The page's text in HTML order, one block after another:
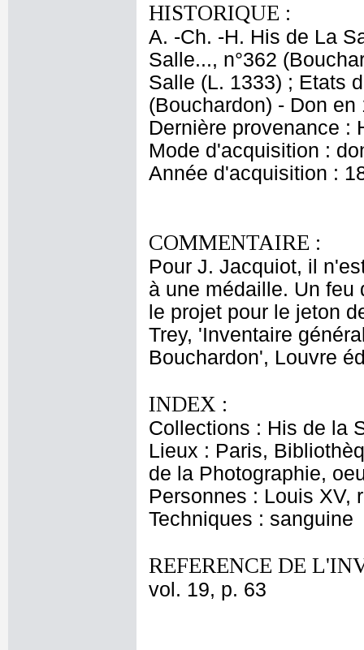
HISTORIQUE :
A. -Ch. -H. His de La
Salle..., n°362
Salle (L. 1333) ; Etats
(Bouchardon) - Don en
Dernière provenance :
Mode d'acquisition :
Année d'acquisition :
COMMENTAIRE :
Pour J. Jacquiot, il
à une médaille. Un feu
le projet pour le jeton
Trey, 'Inventaire
Bouchardon', Louvre
INDEX :
Collections : His de la
Lieux : Paris,
de la Photographie,
Personnes : Louis XV,
Techniques : sanguine
REFERENCE DE
vol. 19, p. 63